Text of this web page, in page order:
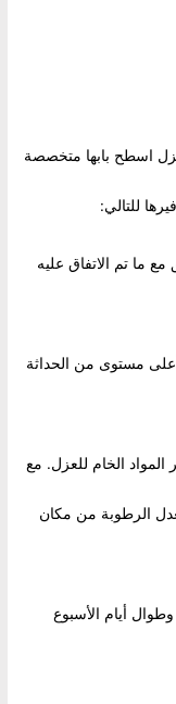
اسطح بابها متخصصة
للتالي:
ما تم الاتفاق عليه
مستوى من الحداثة
الخام للعزل. مع
الرطوبة من مكان
وطوال أيام الأسبوع